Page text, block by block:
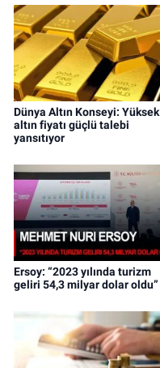
Dünya Altın Konseyi: Yüksek
altın fiyatı güçlü talebi
yansıtıyor
Ersoy: “2023 yılında turizm
geliri 54,3 milyar dolar oldu”